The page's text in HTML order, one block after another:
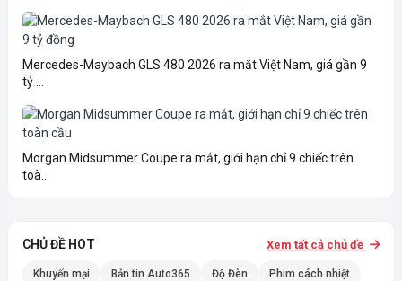
Mercedes-Maybach GLS 480 2026 ra mắt Việt Nam, giá gần 9
tỷ ...
Morgan Midsummer Coupe ra mắt, giới hạn chỉ 9 chiếc trên
toà...
CHỦ ĐỀ HOT Xem tất cả chủ đề
Khuyến mại Bản tin Auto365 Độ Đèn Phim cách nhiệt